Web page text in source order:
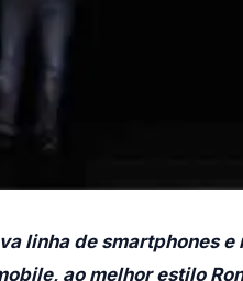
linha de smartphones
ao melhor estilo